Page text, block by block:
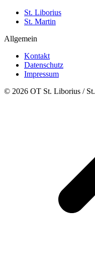
St. Liborius
St. Martin
Allgemein
Kontakt
Datenschutz
Impressum
© 2026 OT St. Liborius /